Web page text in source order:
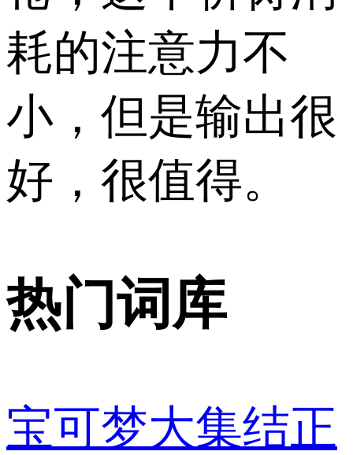
耗的注意力不
小，但是输出很
好，很值得。
热门词库
宝可梦大集结正